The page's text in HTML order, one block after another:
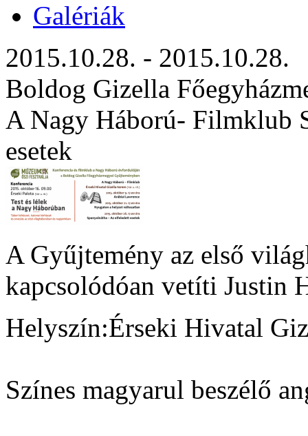
Galériák
2015.10.28. - 2015.10.28.
Boldog Gizella
A Nagy Háború- Filmklub
esetek
A Gyűjtemény az első
kapcsolódóan vetíti Justin
Helyszín:Érseki Hivatal
Színes magyarul beszélő